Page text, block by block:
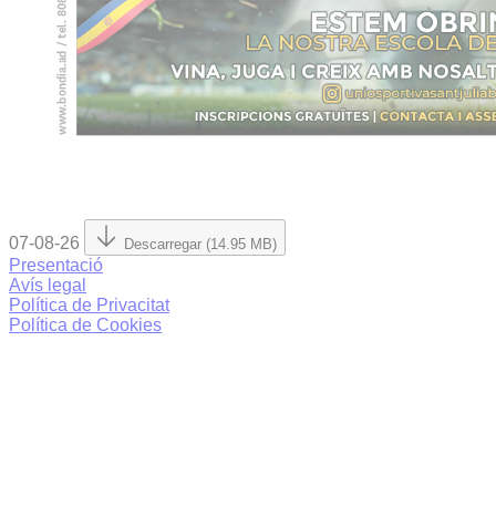
07-08-26 Descarregar (14.95 MB)
Presentació
Avís legal
Política de Privacitat
Política de Cookies